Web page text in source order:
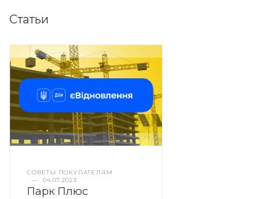
Статьи
СОВЕТЫ ПОКУПАТЕЛЯМ
—
04.07.2023
Парк Плюс